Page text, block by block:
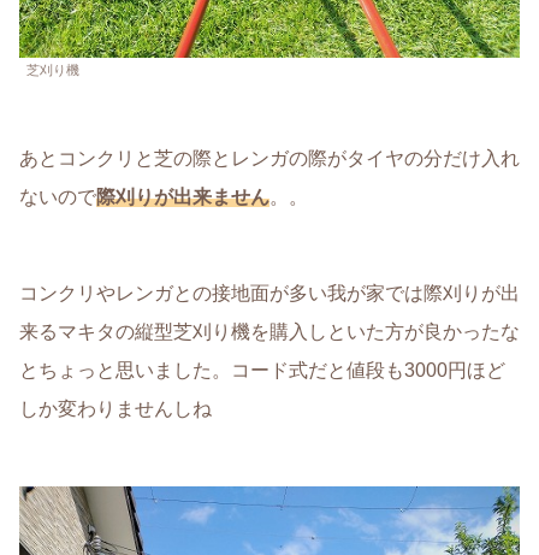
芝刈り機
あとコンクリと芝の際とレンガの際がタイヤの分だけ入れ
ないので際刈りが出来ません。。
コンクリやレンガとの接地面が多い我が家では際刈りが出
来るマキタの縦型芝刈り機を購入しといた方が良かったな
とちょっと思いました。コード式だと値段も3000円ほど
しか変わりませんしね